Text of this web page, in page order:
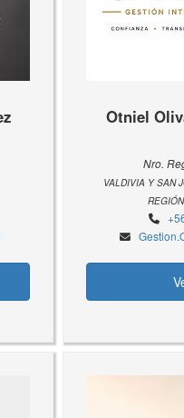
Otniel
Nro.
VALDIVIA Y SAN